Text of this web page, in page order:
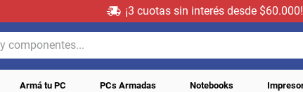
¡3 cuotas sin interés desde $60.000!
Armá tu PC PCs Armadas Notebooks